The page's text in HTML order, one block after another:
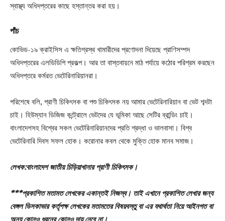
স্বাস্থ্য অধিদপ্তরের কাছে হস্তান্তর করা হয়।
পাঁচ
কোভিড-১৯ ক্রাইসিস এ ক্ষতিগ্রস্থ খামারীদের প্রণোদনা দিয়েছে প্রাণিসম্পদ
অধিদপ্তরের এলডিডিপি প্রকল্প। আর তা বাস্তবায়নে মাঠ পর্যায়ে কঠোর পরিশ্রম করছেন
অধিদপ্তরে কর্মরত ভেটেরিনারিয়ানরা।
পরিশেষে বলি, প্রাণী চিকিৎসক বা পশু চিকিৎসক নয় আমার ভেটেরিনারিয়ান বা ভেট শব্দটা
চাই। হিউম্যান ডিজিজ কন্ট্রোলে ভেটদের যে ভূমিকা আছে সেটির ব্রান্ডিং চাই।
বাংলাদেশসহ বিশ্বের সকল ভেটেরিনারিয়ানদের প্রতি শ্রদ্ধা ও ভালবাসা। বিশ্ব
ভেটেরিনারি দিবস সফল হোক। করোনার কবল থেকে মুক্তি হোক মানব সমাজ।
লেখক:বাংলাদেশ জাতীয় চিড়িয়াখানার প্রাণী চিকিৎসক।
***প্রকাশিত মতামত লেখকের একান্তই নিজস্ব। তাই এখানে প্রকাশিত লেখার জন্য
বেঙ্গল ডিসকাভার কর্তৃপক্ষ লেখকের মতামতের বিষয়বস্তু বা এর যথার্থতা নিয়ে আইনগত বা
অন্য কোনও ধরনের কোনও দায় নেবে না।